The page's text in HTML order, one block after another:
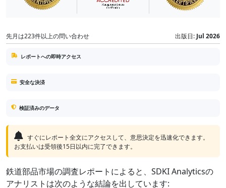
先月は223件以上の問い合わせ 出版日: Jul 2026
レポートへの即時アクセス
安全な決済
検証済みのデータ
すぐにレポート全文にアクセスして、意思決定を迅速化できます。
お支払いは受領後15日以内に完了できます。
鉄道部品市場の調査レポートによると、SDKI Analyticsの
アナリストは次のような結論を出しています: